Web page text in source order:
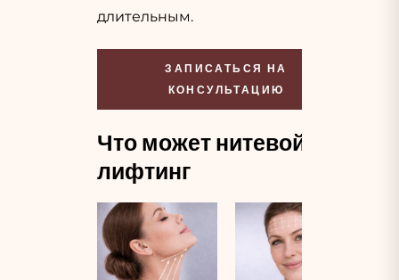
длительным.
ЗАПИСАТЬСЯ НА
КОНСУЛЬТАЦИЮ
Что может нитевой
лифтинг